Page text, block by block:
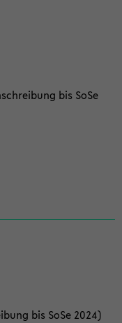
bis SoSe
bis SoSe 2024)